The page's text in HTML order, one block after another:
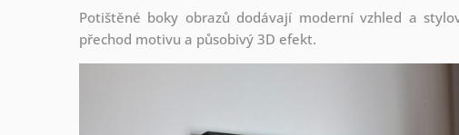
Potištěné boky obrazů dodávají moderní vzhled a
přechod motivu a působivý 3D efekt.